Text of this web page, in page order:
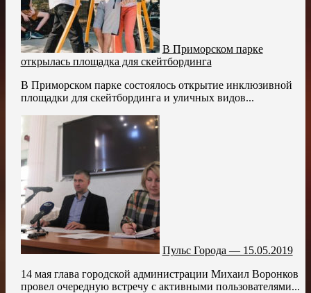
В Приморском парке
открылась площадка для скейтбординга
В Приморском парке состоялось открытие инклюзивной
площадки для скейтбординга и уличных видов...
Пульс Города — 15.05.2019
14 мая глава городской администрации Михаил Воронков
провел очередную встречу с активными пользователями...